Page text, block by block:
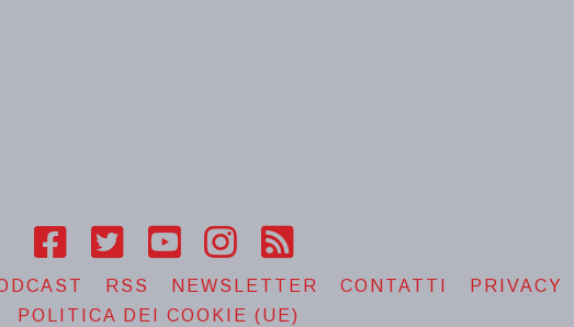
RSS NEWSLETTER CONTATTI
PRIVACY
POLITICA DEI COOKIE (UE)